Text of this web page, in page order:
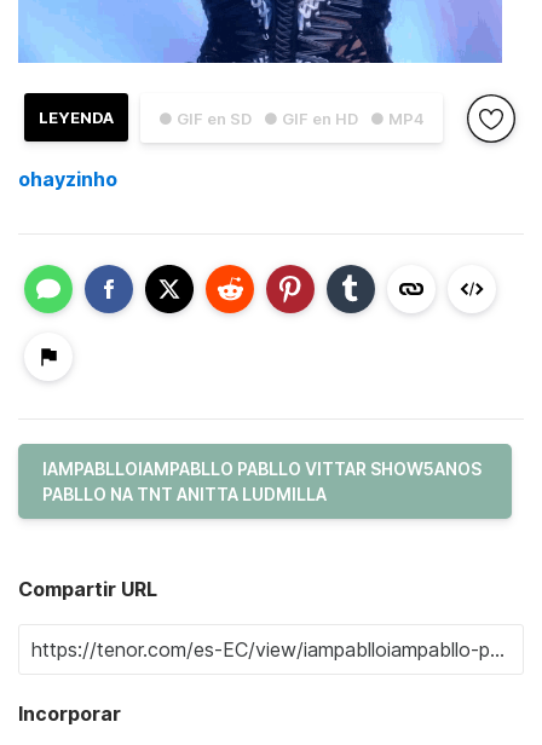
● GIF en SD ● GIF en HD ● MP4
LEYENDA
ohayzinho
IAMPABLLOIAMPABLLO PABLLO VITTAR SHOW5ANOS
PABLLO NA TNT ANITTA LUDMILLA
Compartir URL
Incorporar